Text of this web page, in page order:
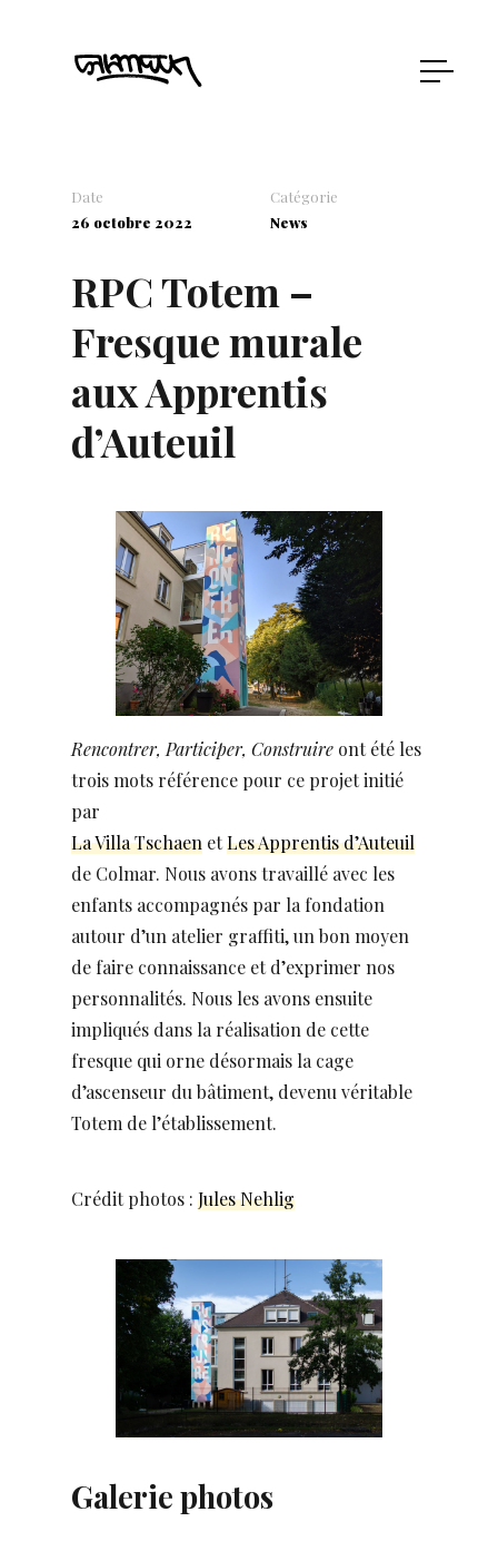
Date
26 octobre 2022
Catégorie
News
RPC Totem –
Fresque murale
aux Apprentis
d’Auteuil
Rencontrer, Participer, Construire ont été les
trois mots référence pour ce projet initié
par
La Villa Tschaen etLes Apprentis d’Auteuil
de Colmar. Nous avons travaillé avec les
enfants accompagnés par la fondation
autour d’un atelier graffiti, un bon moyen
de faire connaissance et d’exprimer nos
personnalités. Nous les avons ensuite
impliqués dans la réalisation de cette
fresque qui orne désormais la cage
d’ascenseur du bâtiment, devenu véritable
Totem de l’établissement.
Crédit photos : Jules Nehlig
Galerie photos